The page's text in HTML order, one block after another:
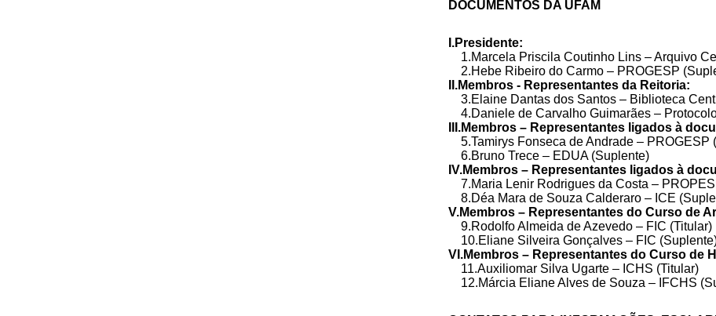
DOCUMENTOS DA UFAM
I.Presidente:
1.Marcela Priscila Coutinho Lins – Arquivo
2.Hebe Ribeiro do Carmo – PROGESP
II.Membros - Representantes da Reitoria:
3.Elaine Dantas dos Santos – Biblioteca
4.Daniele de Carvalho Guimarães –
III.Membros – Representantes ligados à
5.Tamirys Fonseca de Andrade – PROGESP
6.Bruno Trece – EDUA (Suplente)
IV.Membros – Representantes ligados à
7.Maria Lenir Rodrigues da Costa –
8.Déa Mara de Souza Calderaro – ICE
V.Membros – Representantes do Curso de
9.Rodolfo Almeida de Azevedo – FIC (Titular)
10.Eliane Silveira Gonçalves – FIC
VI.Membros – Representantes do Curso de
11.Auxiliomar Silva Ugarte – ICHS (Titular)
12.Márcia Eliane Alves de Souza – IFCHS